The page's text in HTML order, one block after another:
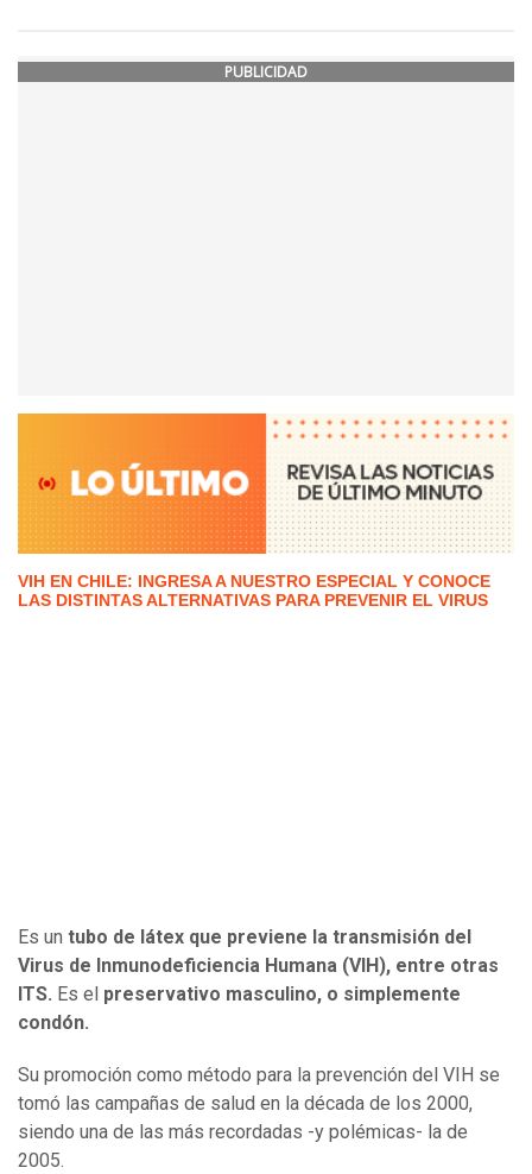
PUBLICIDAD
VIH EN CHILE: INGRESA A NUESTRO ESPECIAL Y CONOCE
LAS DISTINTAS ALTERNATIVAS PARA PREVENIR EL VIRUS
Es un tubo de látex que previene la transmisión del
Virus de Inmunodeficiencia Humana (VIH), entre otras
ITS. Es el preservativo masculino, o simplemente
condón.
Su promoción como método para la prevención del VIH se
tomó las campañas de salud en la década de los 2000,
siendo una de las más recordadas -y polémicas- la de
2005.